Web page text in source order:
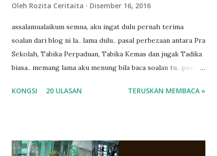
Oleh Rozita Ceritaita Disember 16, 2016
assalamualaikum semua, aku ingat dulu pernah terima
soalan dari blog ni la.. lama dulu.. pasal perbezaan antara Pra
Sekolah, Tabika Perpaduan, Tabika Kemas dan jugak Tadika
biasa.. memang lama aku menung bila baca soalan tu.. pasal
ko.. masa tu aku baru je ada anak sorang dan aku hentam je
tanya sapa-sapa pun masa tu.. bila fikir-fikirkan balik terasa
KONGSI 20 ULASAN TERUSKAN MEMBACA »